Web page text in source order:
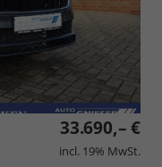
33.690,– €
incl. 19% MwSt.